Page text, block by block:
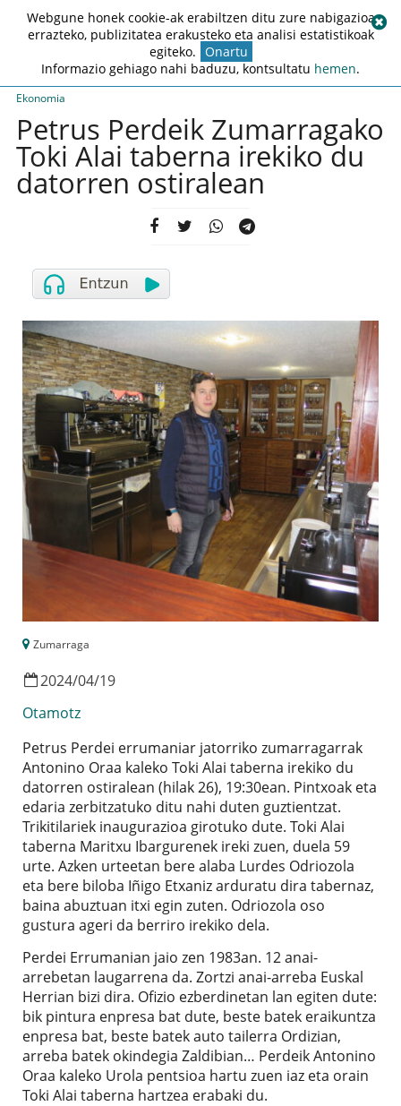
Ekonomia
Petrus Perdeik Zumarragako
Toki Alai taberna irekiko du
datorren ostiralean
Zumarraga
2024/04/19
Otamotz
Petrus Perdei errumaniar jatorriko zumarragarrak
Antonino Oraa kaleko Toki Alai taberna irekiko du
datorren ostiralean (hilak 26), 19:30ean. Pintxoak eta
edaria zerbitzatuko ditu nahi duten guztientzat.
Trikitilariek inaugurazioa girotuko dute. Toki Alai
taberna Maritxu Ibargurenek ireki zuen, duela 59
urte. Azken urteetan bere alaba Lurdes Odriozola
eta bere biloba Iñigo Etxaniz arduratu dira tabernaz,
baina abuztuan itxi egin zuten. Odriozola oso
gustura ageri da berriro irekiko dela.
Perdei Errumanian jaio zen 1983an. 12 anai-
arrebetan laugarrena da. Zortzi anai-arreba Euskal
Herrian bizi dira. Ofizio ezberdinetan lan egiten dute:
bik pintura enpresa bat dute, beste batek eraikuntza
enpresa bat, beste batek auto tailerra Ordizian,
arreba batek okindegia Zaldibian… Perdeik Antonino
Oraa kaleko Urola pentsioa hartu zuen iaz eta orain
Toki Alai taberna hartzea erabaki du.
Webgune honek cookie-ak erabiltzen ditu zure nabigazioa
errazteko, publizitatea erakusteko eta analisi estatistikoak
egiteko. Onartu
Informazio gehiago nahi baduzu, kontsultatu hemen.